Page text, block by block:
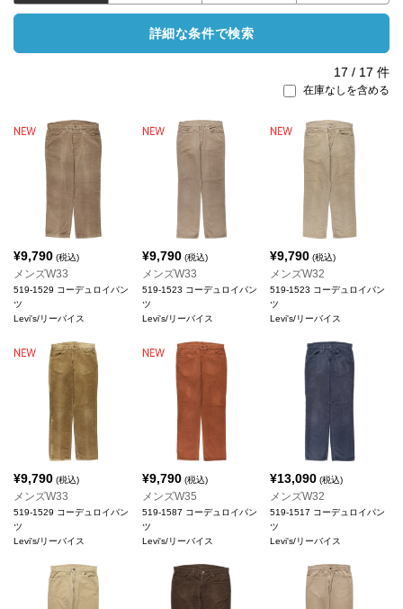
詳細な条件で検索
17 / 17 件
在庫なしを含める
¥9,790 (税込)
メンズW33
519-1529 コーデュロイパン
ツ
Levi's/リーバイス
¥9,790(税込)
メンズW33
519-1523 コーデュロイパン
ツ
Levi's/リーバイス
¥9,790 (税込)
メンズW32
519-1523 コーデュロイパン
ツ
Levi's/リーバイス
¥9,790 (税込)
メンズW33
519-1529 コーデュロイパン
ツ
Levi's/リーバイス
¥9,790(税込)
メンズW35
519-1587 コーデュロイパン
ツ
Levi's/リーバイス
¥13,090 (税込)
メンズW32
519-1517 コーデュロイパン
ツ
Levi's/リーバイス